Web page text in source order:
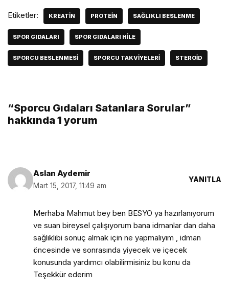
Etiketler: KREATIN PROTEIN SAĞLIKLI BESLENME
SPOR GIDALARI SPOR GIDALARI HILE
SPORCU BESLENMESI SPORCU TAKVIYELERI STEROID
“Sporcu Gıdaları Satanlara Sorular”
hakkında 1 yorum
Aslan Aydemir
Mart 15, 2017, 11:49 am
YANITLA
Merhaba Mahmut bey ben BESYO ya hazırlanıyorum
ve suan bireysel çalışıyorum bana idmanlar dan daha
sağlıklı​bi sonuç almak için ne yapmalıyım , idman
öncesinde ve sonrasında yiyecek ve içecek
konusunda yardımcı olabilirmisiniz bu konu da
Teşekkür ederim